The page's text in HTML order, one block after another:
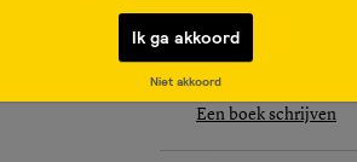
Ik ga akkoord
Niet akkoord
E
Een boek schrijven